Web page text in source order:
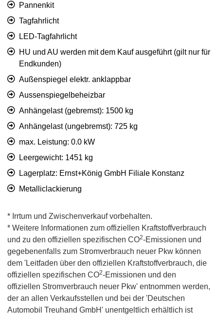
Pannenkit
Tagfahrlicht
LED-Tagfahrlicht
HU und AU werden mit dem Kauf ausgeführt (gilt nur für
Endkunden)
Außenspiegel elektr. anklappbar
Aussenspiegelbeheizbar
Anhängelast (gebremst): 1500 kg
Anhängelast (ungebremst): 725 kg
max. Leistung: 0.0 kW
Leergewicht: 1451 kg
Lagerplatz: Ernst+König GmbH Filiale Konstanz
Metalliclackierung
* Irrtum und Zwischenverkauf vorbehalten.
* Weitere Informationen zum offiziellen Kraftstoffverbrauch
und zu den offiziellen spezifischen CO2-Emissionen und
gegebenenfalls zum Stromverbrauch neuer Pkw können
dem 'Leitfaden über den offiziellen Kraftstoffverbrauch, die
offiziellen spezifischen CO2-Emissionen und den
offiziellen Stromverbrauch neuer Pkw' entnommen werden,
der an allen Verkaufsstellen und bei der 'Deutschen
Automobil Treuhand GmbH' unentgeltlich erhältlich ist